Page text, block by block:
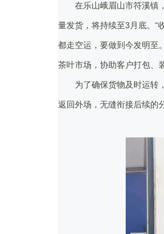
在乐山峨眉山市符溪镇
量发货，将持续至3月底。“
都走空运，要做到今发明至
茶叶市场，协助客户打包、
为了确保货物及时运转
返回外场，无缝衔接后续的